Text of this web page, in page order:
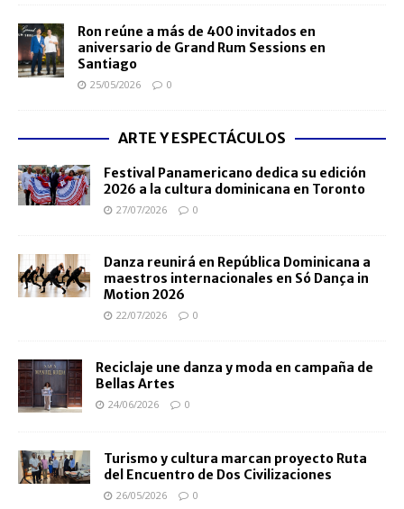
Ron reúne a más de 400 invitados en
aniversario de Grand Rum Sessions en
Santiago
25/05/2026 0
ARTE Y ESPECTÁCULOS
Festival Panamericano dedica su edición
2026 a la cultura dominicana en Toronto
27/07/2026 0
Danza reunirá en República Dominicana a
maestros internacionales en Só Dança in
Motion 2026
22/07/2026 0
Reciclaje une danza y moda en campaña de
Bellas Artes
24/06/2026 0
Turismo y cultura marcan proyecto Ruta
del Encuentro de Dos Civilizaciones
26/05/2026 0